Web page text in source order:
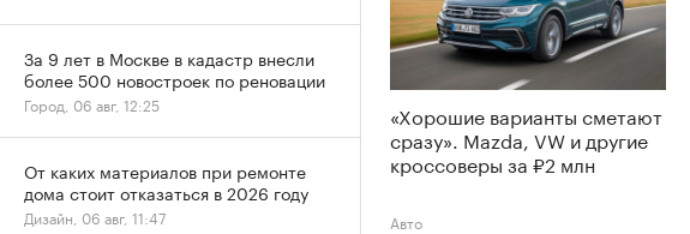
«Хорошие варианты сметают
сразу». Mazda, VW и другие
кроссоверы за ₽2 млн
Авто
За 9 лет в Москве в кадастр внесли
более 500 новостроек по реновации
Город, 06 авг, 12:25
От каких материалов при ремонте
дома стоит отказаться в 2026 году
Дизайн, 06 авг, 11:47